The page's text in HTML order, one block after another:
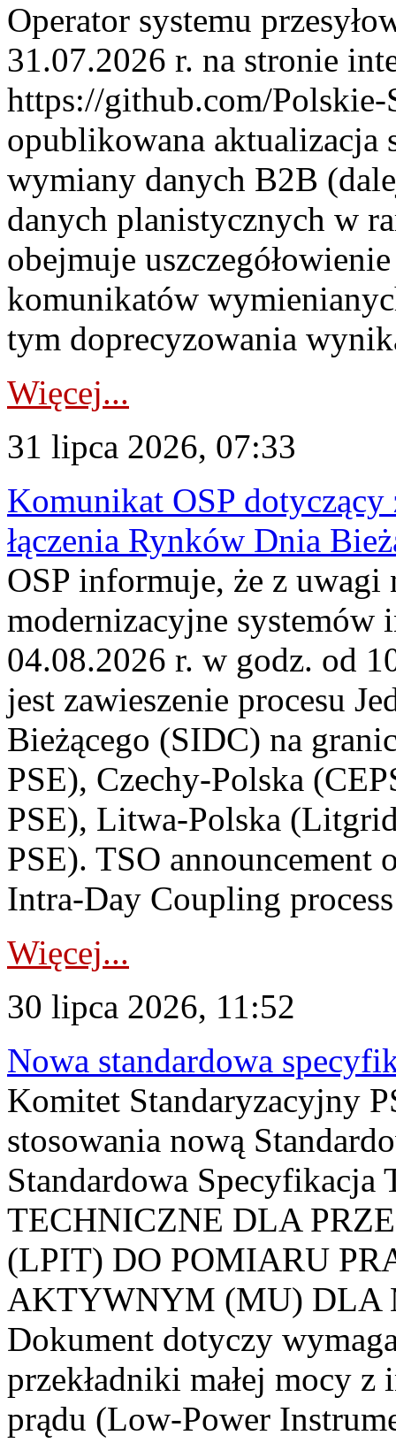
Operator systemu
31.07.2026 r. na stronie
https://github.com/Polskie-
opublikowana aktualizacja
wymiany danych B2B
danych planistycznych w
obejmuje
komunikatów
tym doprecyzowania
Więcej...
31 lipca 2026, 07:33
Komunikat OSP dotyczący
łączenia Rynków Dnia
OSP informuje, że z uwagi
modernizacyjne
04.08.2026 r. w godz. od
jest zawieszenie procesu
Bieżącego (SIDC) na
PSE), Czechy-Polska
PSE), Litwa-Polska
PSE). TSO announcement
Intra-Day Coupling
Więcej...
30 lipca 2026, 11:52
Nowa standardowa
Komitet Standaryzacyjny
stosowania nową
Standardowa
TECHNICZNE DLA
(LPIT) DO POMIARU
AKTYWNYM (MU) DLA
Dokument dotyczy
przekładniki małej mocy
prądu (Low-Power